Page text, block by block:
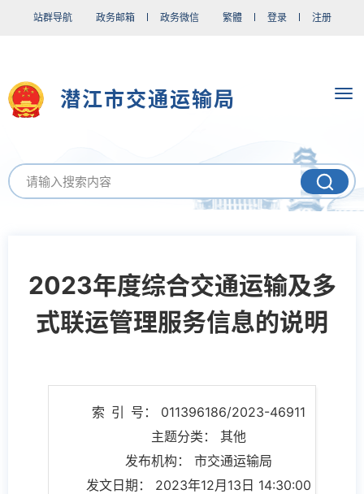
站群导航 政务邮箱 政务微信 繁體 登录 注册
潜江市交通运输局
2023年度综合交通运输及多
式联运管理服务信息的说明
索 引 号： 011396186/2023-46911
主题分类： 其他
发布机构： 市交通运输局
发文日期： 2023年12月13日 14:30:00